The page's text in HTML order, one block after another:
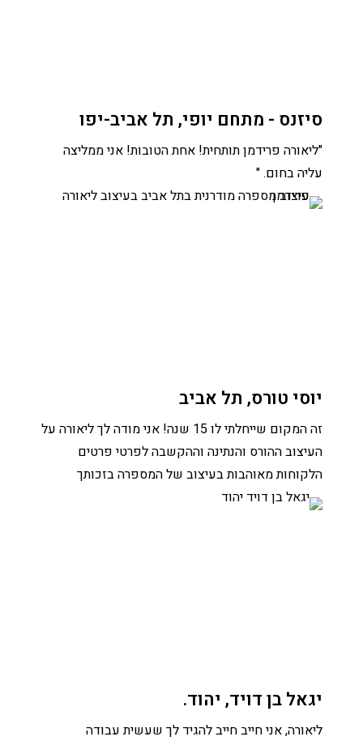
סיזנס - מתחם יופי, תל אביב-יפו
"ליאורה פרידמן תותחית! אחת הטובות! אני ממליצה
עליה בחום. "
יוסי טורס, תל אביב
זה המקום שייחלתי לו 15 שנה! אני מודה לך ליאורה על
העיצוב ההורס והנתינה וההקשבה לפרטי פרטים
הלקוחות מאוהבות בעיצוב של המספרה בזכותך
יגאל בן דויד, יהוד.
ליאורה, אני חייב חייב להגיד לך שעשית עבודה